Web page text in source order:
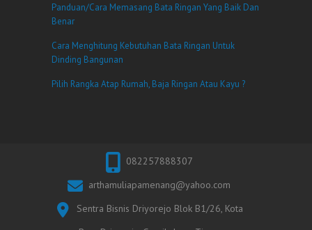
Panduan/Cara Memasang Bata Ringan Yang Baik Dan
Benar
Cara Menghitung Kebutuhan Bata Ringan Untuk
Dinding Bangunan
Pilih Rangka Atap Rumah, Baja Ringan Atau Kayu ?
082257888307
arthamuliapamenang@yahoo.com
Sentra Bisnis Driyorejo Blok B1/26, Kota